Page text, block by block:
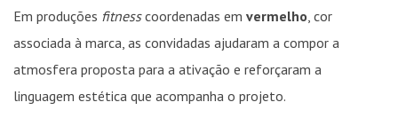
Em produções fitnesscoordenadas em vermelho, cor
associada à marca, as convidadas ajudaram a compor a
atmosfera proposta para a ativação e reforçaram a
linguagem estética que acompanha o projeto.